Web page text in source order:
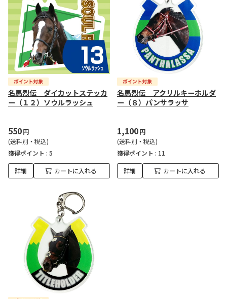
名馬烈伝 ダイカットステッカ
ー（１２）ソウルラッシュ
550円
(送料別・税込)
獲得ポイント : 5
詳細 カートに入れる
名馬烈伝 アクリルキーホルダ
ー（８）パンサラッサ
1,100円
(送料別・税込)
獲得ポイント : 11
詳細 カートに入れる